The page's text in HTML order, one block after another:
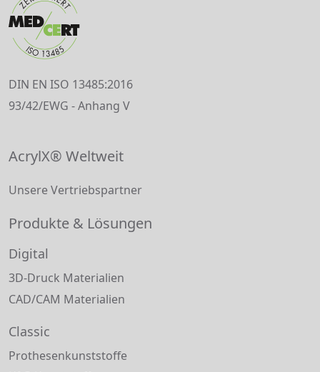
DIN EN ISO 13485:2016
93/42/EWG - Anhang V
AcrylX® Weltweit
Unsere Vertriebspartner
Produkte & Lösungen
Digital
3D-Druck Materialien
CAD/CAM Materialien
Classic
Prothesenkunststoffe